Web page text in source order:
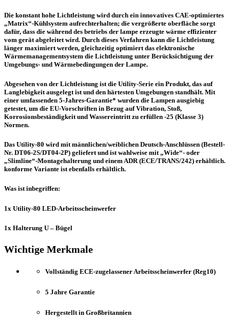
Die konstant hohe Lichtleistung wird durch ein innovatives CAE-optimiertes
„Matrix“-Kühlsystem aufrechterhalten; die vergrößerte oberfläche sorgt
dafür, dass die während des betriebs der lampe erzeugte wärme effizienter
vom gerät abgeleitet wird. Durch dieses Verfahren kann die Lichtleistung
länger maximiert werden, gleichzeitig optimiert das elektronische
Wärmemanagementsystem die Lichtleistung unter Berücksichtigung der
Umgebungs- und Wärmebedingungen der Lampe.
Abgesehen von der Lichtleistung ist die Utility-Serie ein Produkt, das auf
Langlebigkeit ausgelegt ist und den härtesten Umgebungen standhält. Mit
einer umfassenden 5-Jahres-Garantie* wurden die Lampen ausgiebig
getestet, um die EU-Vorschriften in Bezug auf Vibration, Stoß,
Korrosionsbeständigkeit und Wassereintritt zu erfüllen -25 (Klasse 3)
Normen.
Das Utility-80 wird mit männlichen/weiblichen Deutsch-Anschlüssen (Bestell-
Nr. DT06-2S/DT04-2P) geliefert und ist wahlweise mit „Wide“- oder
„Slimline“-Montagehalterung und einem ADR (ECE/TRANS/242) erhältlich.
konforme Variante ist ebenfalls erhältlich.
Was ist inbegriffen:
1x Utility-80 LED-Arbeitsscheinwerfer
1x Halterung U – Bügel
Wichtige Merkmale
Vollständig ECE-zugelassener Arbeitsscheinwerfer (Reg10)
5 Jahre Garantie
Hergestellt in Großbritannien